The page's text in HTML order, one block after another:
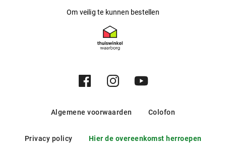
Om veilig te kunnen bestellen
Algemene voorwaarden Colofon
Privacy policy Hier de overeenkomst herroepen